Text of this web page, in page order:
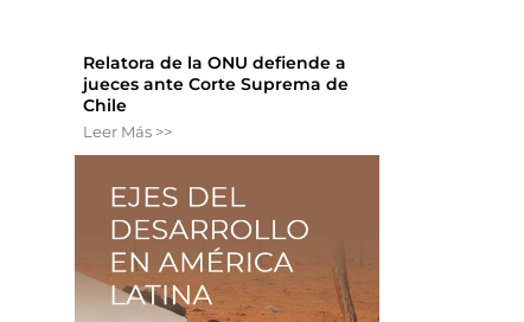
Relatora de la ONU defiende a
jueces ante Corte Suprema de
Chile
Leer Más >>